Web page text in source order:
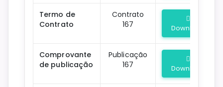
Termo de
Contrato
Contrato
167
Download
Comprovante
de publicação
Publicação
167
Download